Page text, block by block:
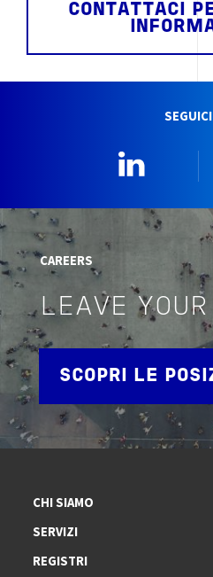
CONTATTACI
CAREERS
LEAVE
SCOPRI LE
CHI SIAMO
SERVIZI
REGISTRI